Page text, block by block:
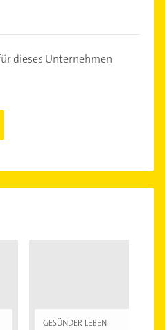
dieses Unternehmen
GESÜNDER LEBEN